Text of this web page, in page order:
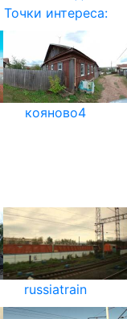
Точки интереса:
кояново4
russiatrain